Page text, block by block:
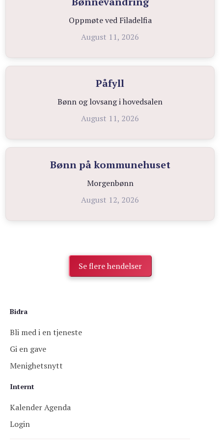
Oppmøte ved Filadelfia
August 11, 2026
Påfyll
Bønn og lovsang i hovedsalen
August 11, 2026
Bønn på kommunehuset
Morgenbønn
August 12, 2026
Se flere hendelser
Bidra
Bli med i en tjeneste
Gi en gave
Menighetsnytt
Internt
Kalender Agenda
Login